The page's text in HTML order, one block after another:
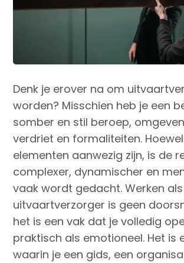
Denk je erover na om
worden? Misschien heb je een
somber en stil beroep,
verdriet en formaliteiten.
elementen aanwezig zijn, is de
complexer, dynamischer en
vaak wordt gedacht. Werken als
uitvaartverzorger is geen
het is een vak dat je volledig
praktisch als emotioneel. Het is
waarin je een gids, een